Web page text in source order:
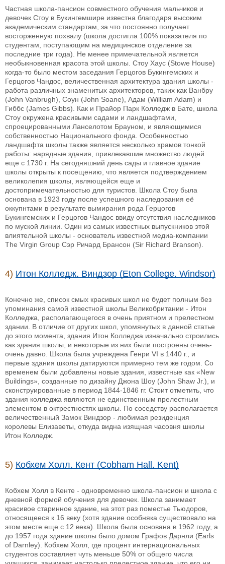
Частная школа-пансион совместного обучения мальчиков и
девочек Стоу в Букингемшире известна благодаря высоким
академическим стандартам, за что постоянно получает
восторженную похвалу (школа достигла 100% показателя по
студентам, поступающим на медицинское отделение за
последние три года). Не менее примечательной является
необыкновенная красота этой школы. Стоу Хаус (Stowe House)
когда-то было местом заседания Герцогов Букингемских и
Герцогов Чандос, величественная архитектура здания школы -
работа различных знаменитых архитекторов, таких как Ванбру
(John Vanbrugh), Соун (John Soane), Адам (William Adam) и
Гиббс (James Gibbs). Как и Прайор Парк Колледж в Бате, школа
Стоу окружена красивыми садами и ландшафтами,
спроецированными Ланселотом Брауном, и являющимися
собственностью Национального фонда. Особенностью
ландшафта школы также является несколько храмов тонкой
работы: нарядные здания, привлекавшие множество людей
еще с 1730 г. На сегодняшний день сады и главное здание
школы открыты к посещению, что является подтверждением
великолепия школы, являющейся еще и
достопримечательностью для туристов. Школа Стоу была
основана в 1923 году после успешного наследования её
оккупнтами в результате вымирания рода Герцогов
Букингемских и Герцогов Чандос ввиду отсутствия наследников
по муской линии. Один из самых известных выпускников этой
влиятельной школы - основатель известной медиа-компании
The Virgin Group Сэр Ричард Брансон (Sir Richard Branson).
4) Итон Колледж, Виндзор (Eton College, Windsor)
Конечно же, список смых красивых школ не будет полным без
упоминания самой известной школы Великобритании - Итон
Колледжа, располагающегося в очень приятном и прелестном
здании. В отличие от других школ, упомянутых в данной статье
до этого момента, здания Итон Колледжа изначально строились
как здания школы, и некоторые из них были построены очень-
очень давно. Школа была учреждена Генри VI в 1440 г., и
первые здания школы датируются примерно тем же годом. Со
временем были добавлены новые здания, известные как «New
Buildings», созданные по дизайну Джона Шоу (John Shaw Jr.), и
сконструированные в период 1844-1846 гг. Стоит отметить, что
здания колледжа являются не единственным прелестным
элементом в октрестностях школы. По соседству располагается
величественный Замок Виндзор - любимая резиденция
королевы Елизаветы, откуда видна изящная часовня школы
Итон Колледж.
5) Кобхем Холл, Кент (Cobham Hall, Kent)
Кобхем Холл в Кенте - одновременно школа-пансион и школа с
дневной формой обучения для девочек. Школа занимает
красивое старинное здание, на этот раз поместье Тьюдоров,
относящееся к 16 веку (хотя здание особняка существовало на
этом месте еще с 12 века). Школа была основана в 1962 году, а
до 1957 года здание школы было домом Графов Дарнли (Earls
of Darnley). Кобхем Холл, где процент интернациональных
студентов составляет чуть меньше 50% от общего числа